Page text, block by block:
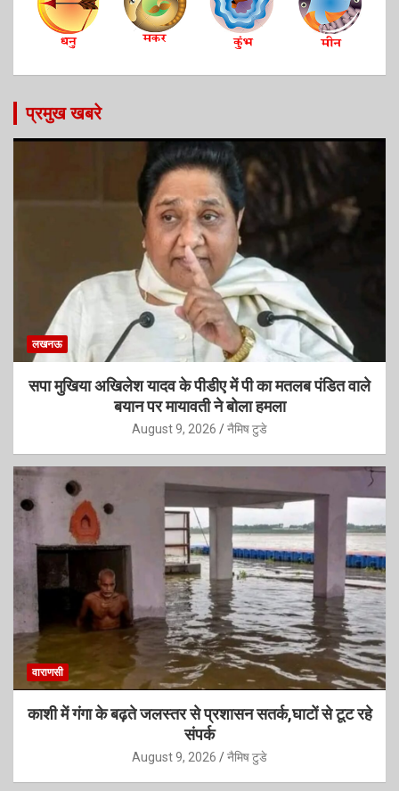
प्रमुख खबरे
लखनऊ
सपा मुखिया अखिलेश यादव के पीडीए में पी का मतलब पंडित वाले
बयान पर मायावती ने बोला हमला
August 9, 2026 नैमिष टुडे
वाराणसी
काशी में गंगा के बढ़ते जलस्तर से प्रशासन सतर्क,घाटों से टूट रहे
संपर्क
August 9, 2026 नैमिष टुडे